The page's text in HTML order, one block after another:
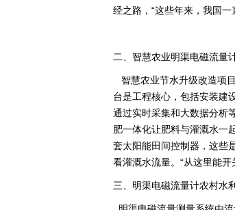
经之路，“这些年来，我国
二、智慧农业明渠电磁流量
智慧农业节水升级改造项
台是工程核心，包括安装建
通过实时采集和大数据分析
肥一体化让肥料与灌溉水一
套太阳能田间控制器，这些
看灌溉水流量。“从这里能
三、明渠电磁流量计农村水